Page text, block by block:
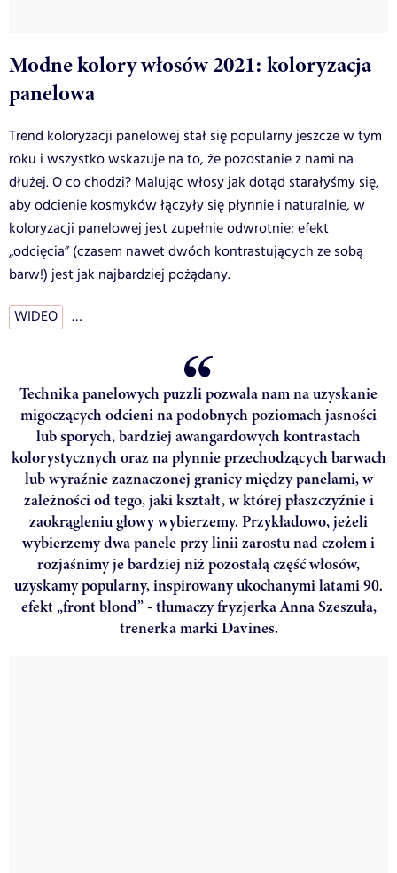
Modne kolory włosów 2021: koloryzacja
panelowa
Trend koloryzacji panelowej stał się popularny jeszcze w tym
roku i wszystko wskazuje na to, że pozostanie z nami na
dłużej. O co chodzi? Malując włosy jak dotąd starałyśmy się,
aby odcienie kosmyków łączyły się płynnie i naturalnie, w
koloryzacji panelowej jest zupełnie odwrotnie: efekt
„odcięcia” (czasem nawet dwóch kontrastujących ze sobą
barw!) jest jak najbardziej pożądany.
WIDEO …
Technika panelowych puzzli pozwala nam na uzyskanie
migoczących odcieni na podobnych poziomach jasności
lub sporych, bardziej awangardowych kontrastach
kolorystycznych oraz na płynnie przechodzących barwach
lub wyraźnie zaznaczonej granicy między panelami, w
zależności od tego, jaki kształt, w której płaszczyźnie i
zaokrągleniu głowy wybierzemy. Przykładowo, jeżeli
wybierzemy dwa panele przy linii zarostu nad czołem i
rozjaśnimy je bardziej niż pozostałą część włosów,
uzyskamy popularny, inspirowany ukochanymi latami 90.
efekt „front blond” - tłumaczy fryzjerka Anna Szeszuła,
trenerka marki Davines.